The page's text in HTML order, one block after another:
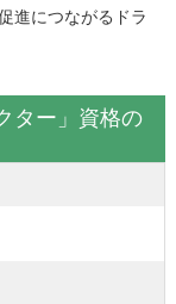
進につながるドラ
ター」資格の